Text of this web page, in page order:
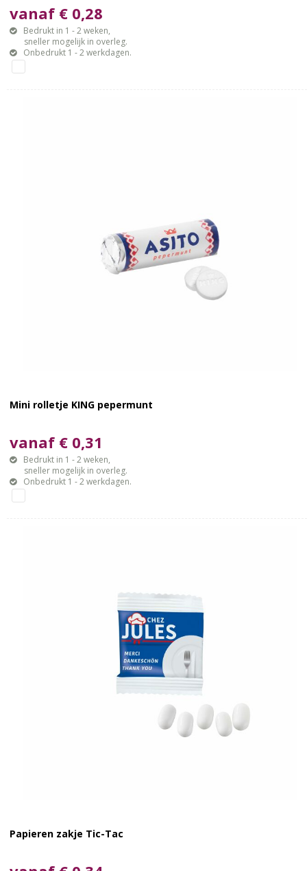
vanaf € 0,28
Bedrukt in 1 - 2 weken,
sneller mogelijk in overleg.
Onbedrukt 1 - 2 werkdagen.
Mini rolletje KING pepermunt
vanaf € 0,31
Bedrukt in 1 - 2 weken,
sneller mogelijk in overleg.
Onbedrukt 1 - 2 werkdagen.
Papieren zakje Tic-Tac